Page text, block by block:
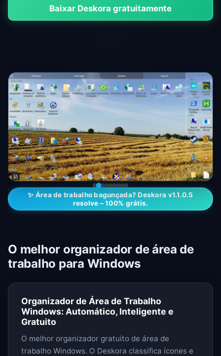
Baixar Deskora gratuitamente
✨ Área de trabalho bagunçada? Deskora v1.1.0.5
resolve – 100% grátis.
O melhor organizador de área de
trabalho para Windows
Organizador de Área de Trabalho
Windows: Automático, Inteligente e
Gratuito
O melhor organizador gratuito de área de
trabalho Windows. O Deskora classifica ícones e